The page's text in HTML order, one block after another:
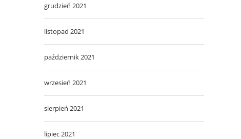
grudzień 2021
listopad 2021
październik 2021
wrzesień 2021
sierpień 2021
lipiec 2021